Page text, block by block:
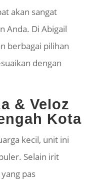
akan sangat
Anda. Di Abigail
berbagai pilihan
dengan
& Veloz
Kota
kecil, unit ini
Selain irit
pas